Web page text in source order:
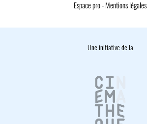
Espace pro- Mentions légales
Une initiative de la